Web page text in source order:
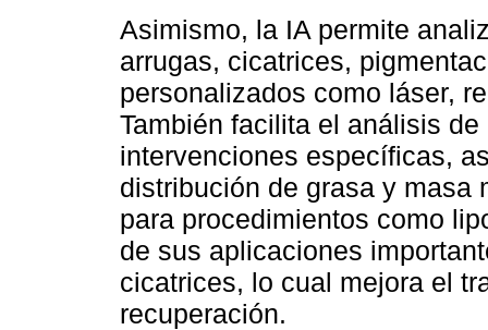
Asimismo, la IA permite
arrugas, cicatrices,
personalizados como láser,
También facilita el análisis
intervenciones específicas,
distribución de grasa y masa
para procedimientos como
de sus aplicaciones
cicatrices, lo cual mejora el
recuperación.